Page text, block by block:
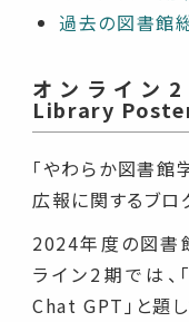
過去の図書館
オンライン2
Library
「やわらか図書館
広報に関するブロ
2024年度の図書
ライン2期では
Chat GPT」と題